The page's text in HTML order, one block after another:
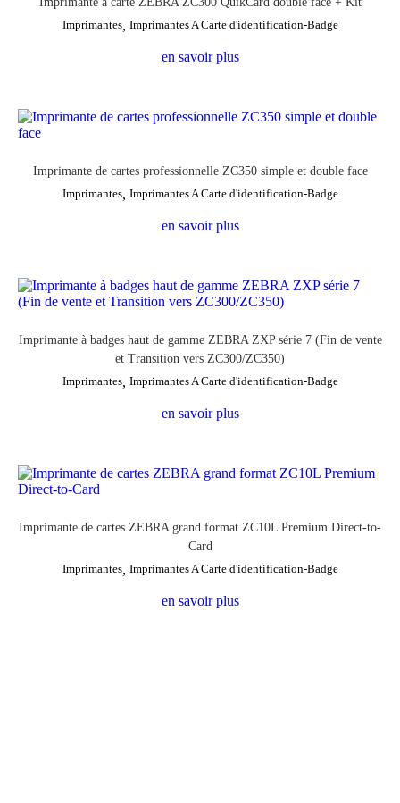
Imprimantes, Imprimantes A Carte d'identification-Badge
en savoir plus
Imprimante de cartes professionnelle ZC350 simple et double face
Imprimantes, Imprimantes A Carte d'identification-Badge
en savoir plus
Imprimante à badges haut de gamme ZEBRA ZXP série 7 (Fin de vente
et Transition vers ZC300/ZC350)
Imprimantes, Imprimantes A Carte d'identification-Badge
en savoir plus
Imprimante de cartes ZEBRA grand format ZC10L Premium Direct-to-
Card
Imprimantes, Imprimantes A Carte d'identification-Badge
en savoir plus